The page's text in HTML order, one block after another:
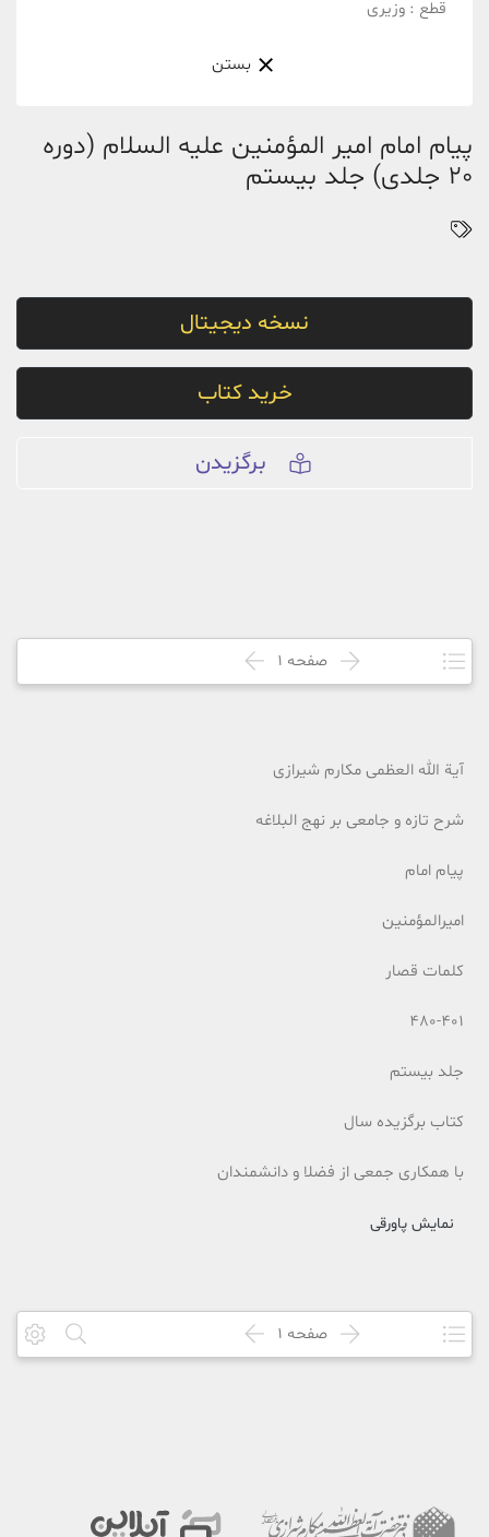
پیام امام امیر المؤمنین علیه السلام (دوره
20 جلدی) جلد بیستم
نسخه دیجیتال
خرید کتاب
برگزیدن
صفحه 1
آیة الله العظمی مکارم شیرازی
شرح تازه و جامعی بر نهج البلاغه
پیام امام
امیرالمؤمنین
کلمات قصار
480-401
جلد بیستم
کتاب برگزیده سال
با همکاری جمعی از فضلا و دانشمندان
نمایش پاورقی
صفحه 1
قطع : وزیری
بستن